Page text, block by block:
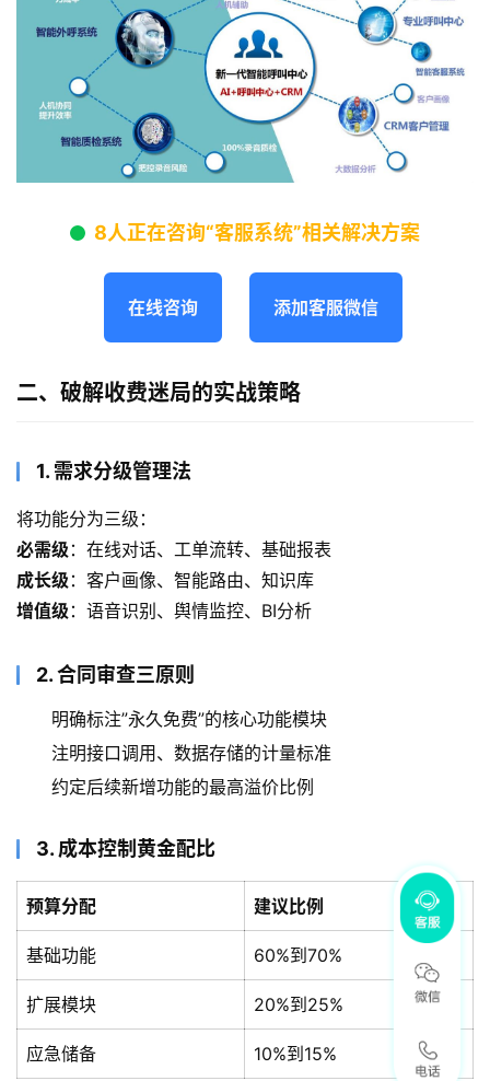
8人正在咨询“客服系统”相关解决方案
在线咨询 添加客服微信
二、破解收费迷局的实战策略
1. 需求分级管理法
将功能分为三级：
必需级 ：在线对话、工单流转、基础报表
成长级 ：客户画像、智能路由、知识库
增值级 ：语音识别、舆情监控、BI分析
2. 合同审查三原则
明确标注”永久免费”的核心功能模块
注明接口调用、数据存储的计量标准
约定后续新增功能的最高溢价比例
3. 成本控制黄金配比
预算分配 建议比例
基础功能 60%到70%
扩展模块 20%到25%
应急储备 10%到15%